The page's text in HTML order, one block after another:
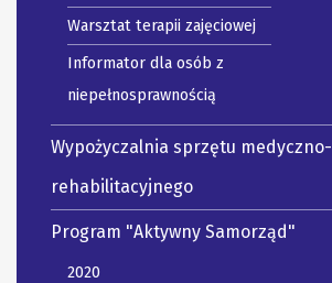
Warsztat terapii zajęciowej
Informator dla osób z
niepełnosprawnością
Wypożyczalnia sprzętu medyczno-
rehabilitacyjnego
Program "Aktywny Samorząd"
2020